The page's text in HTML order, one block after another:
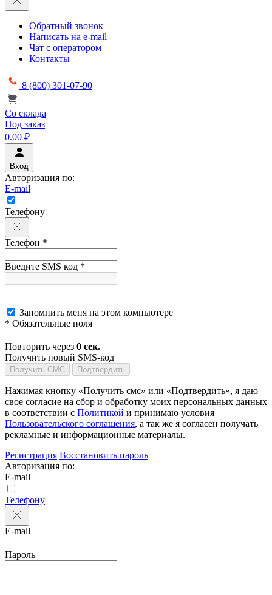
Обратный звонок
Написать на e-mail
Чат с оператором
Контакты
8 (800) 301-07-90
Со склада
Под заказ
0.00 ₽
Вход
Авторизация по:
E-mail
Телефону
Телефон *
Введите SMS код *
Запомнить меня на этом компьютере
* Обязательные поля
Повторить через 0 сек.
Получить новый SMS-код
Получить СМС Подтвердить
Нажимая кнопку «Получить смс» или «Подтвердить», я даю
свое согласие на сбор и обработку моих персональных данных
в соответствии с Политикой и принимаю условия
Пользовательского соглашения, а так же я согласен получать
рекламные и информационные материалы.
Регистрация Восстановить пароль
Авторизация по:
E-mail
Телефону
E-mail
Пароль